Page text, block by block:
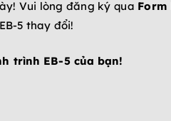
Vui lòng đăng ký qua Form
5 thay đổi!
trình EB-5 của bạn!